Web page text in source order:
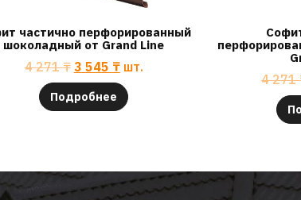
частично перфорированный
шоколадный от Grand Line
4 271₸ 3 545 ₸ шт.
Подробнее
4 271